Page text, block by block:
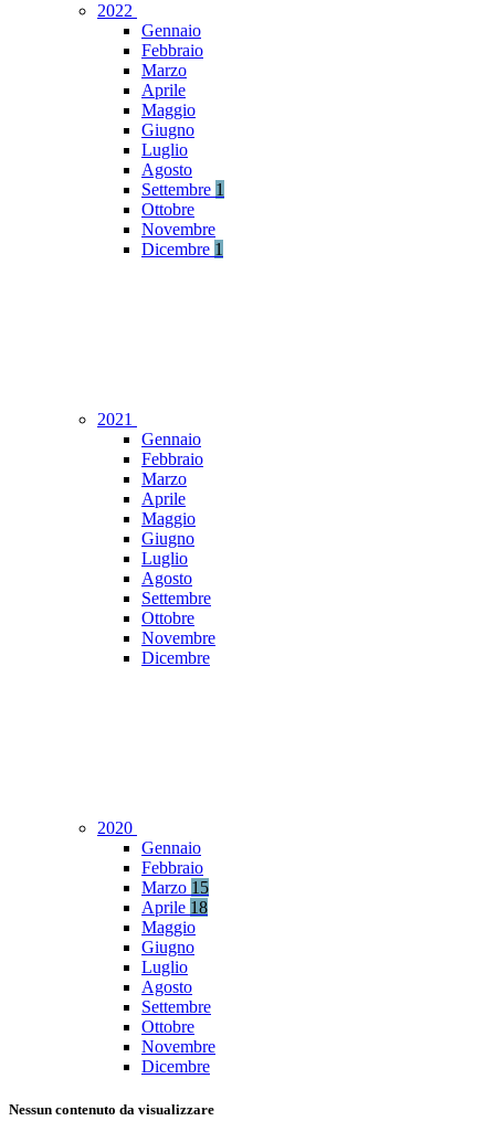
2022
Gennaio
Febbraio
Marzo
Aprile
Maggio
Giugno
Luglio
Agosto
Settembre 1
Ottobre
Novembre
Dicembre 1
2021
Gennaio
Febbraio
Marzo
Aprile
Maggio
Giugno
Luglio
Agosto
Settembre
Ottobre
Novembre
Dicembre
2020
Gennaio
Febbraio
Marzo 15
Aprile 18
Maggio
Giugno
Luglio
Agosto
Settembre
Ottobre
Novembre
Dicembre
Nessun contenuto da visualizzare